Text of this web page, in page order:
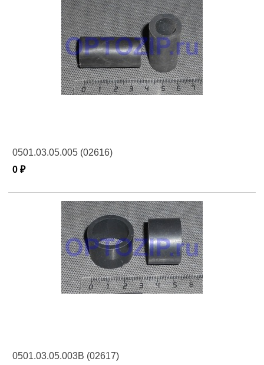
0501.03.05.005 (02616)
0 ₽
0501.03.05.003В (02617)